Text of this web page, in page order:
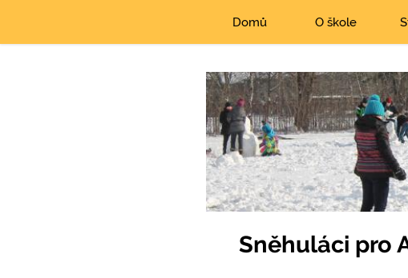
Domů O škole
Sněhuláci pro